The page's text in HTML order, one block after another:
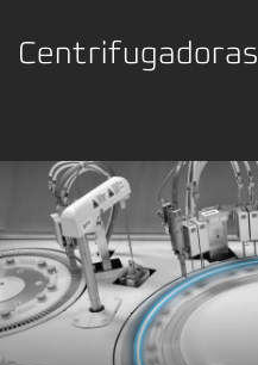
Centrifugadoras